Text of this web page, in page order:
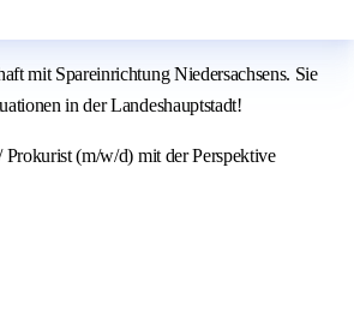
mit Spareinrichtung Niedersachsens. Sie
in der Landeshauptstadt!
(m/w/d) mit der Perspektive